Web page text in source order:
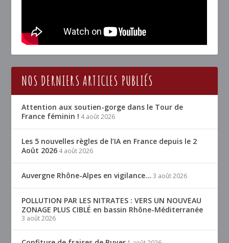
NOS DERNIERS ARTICLES PUBLIÉS
Attention aux soutien-gorge dans le Tour de
France féminin ! 4 août 2026
Les 5 nouvelles règles de l’IA en France depuis le 2
Août 2026 4 août 2026
Auvergne Rhône-Alpes en vigilance… 3 août 2026
POLLUTION PAR LES NITRATES : VERS UN NOUVEAU
ZONAGE PLUS CIBLÉ en bassin Rhône-Méditerranée
3 août 2026